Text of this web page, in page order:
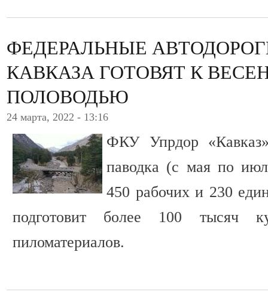
ФЕДЕРАЛЬНЫЕ
КАВКАЗА ГОТОВЯТ К
ПОЛОВОДЬЮ
24 марта, 2022 - 13:16
ФКУ Упрдор
паводка (с мая по
450 рабочих и 230
подготовит более 100 тысяч
пиломатериалов.